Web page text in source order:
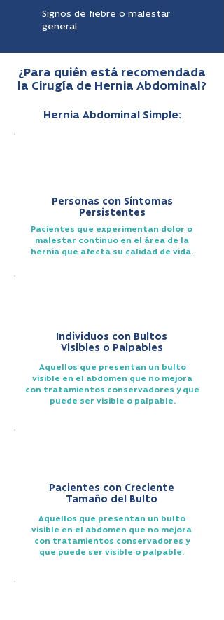
Signos de fiebre o malestar
general.
¿Para quién está recomendada
la Cirugía de Hernia Abdominal?
Hernia Abdominal Simple:
Personas con Síntomas
Persistentes
Pacientes que experimentan dolor o
malestar continuo en el área de la
hernia que afecta su calidad de vida.
Individuos con Bultos
Visibles o Palpables
Aquellos que presentan un bulto
visible en el abdomen que no mejora
con tratamientos conservadores y que
puede ser visible o palpable.
Pacientes con Creciente
Tamaño del Bulto
Aquellos que presentan un bulto
visible en el abdomen que no mejora
con tratamientos conservadores y
que puede ser visible o palpable.